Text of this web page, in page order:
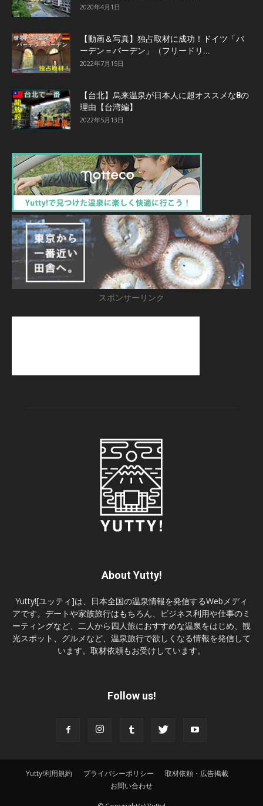
2020年4月1日
【動画＆写真】独占取材に成功！ドイツ「バ
ーデン＝バーデン」（フリードリ...
2022年7月15日
【台北】烏来温泉が日本人に超オススメな8の
理由【台湾編】
2022年5月13日
スポンサーリンク
About Yutty!
Yutty![ユッティ]は、日本全国の温泉情報を発信するWebメディ
アです。デートや家族旅行はもちろん、ビジネス利用や仕事のミ
ーティングなど、二人から四人旅におすすめな温泉をはじめ、観
光スポット、グルメなど、温泉旅行で欲しくなる情報を発信して
います。取材依頼もお受けしています。
Follow us!
Yutty!利用規約 プライバシーポリシー
取材依頼・広告掲載
お問い合わせ